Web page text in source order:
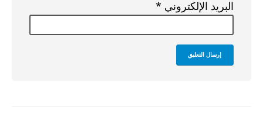
البريد الإلكتروني *